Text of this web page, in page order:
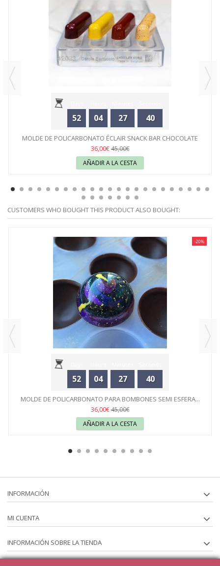
52 04 27 40
MOLDE DE POLICARBONATO ÉCLAIR SNACK BAR CHOCOLATE
WORLD
36,00€45,00€
AÑADIR A LA CESTA
CUSTOMERS WHO BOUGHT THIS PRODUCT ALSO BOUGHT:
52 04 27 40
-20%
MOLDE DE POLICARBONATO PARA BOMBONES SEMI ESFERA...
36,00€45,00€
AÑADIR A LA CESTA
INFORMACIÓN
MI CUENTA
INFORMACIÓN SOBRE LA TIENDA